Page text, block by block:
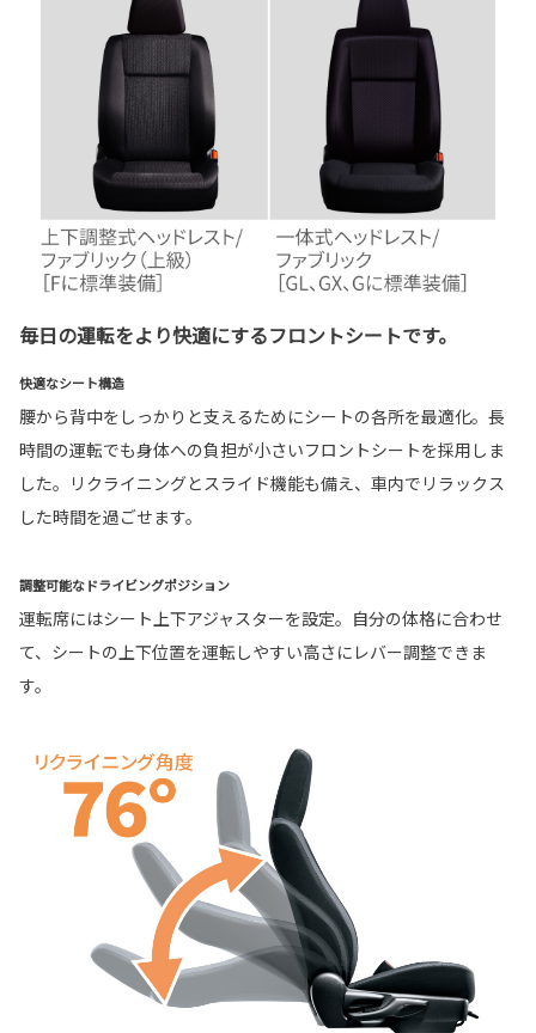
毎日の運転をより快適にするフロントシートです。
快適なシート構造
腰から背中をしっかりと支えるためにシートの各所を最適化。長
時間の運転でも身体への負担が小さいフロントシートを採用しま
した。リクライニングとスライド機能も備え、車内でリラックス
した時間を過ごせます。
調整可能なドライビングポジション
運転席にはシート上下アジャスターを設定。自分の体格に合わせ
て、シートの上下位置を運転しやすい高さにレバー調整できま
す。